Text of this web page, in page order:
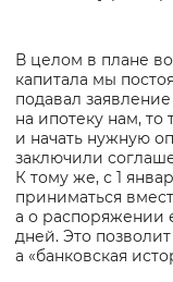
В целом в плане
капитала мы
подавал
на ипотеку нам, то
и начать нужную
заключили
К тому же, с 1
приниматься
а о распоряжении
дней. Это
а «банковская